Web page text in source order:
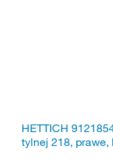
HETTICH
tylnej 218, prawe,